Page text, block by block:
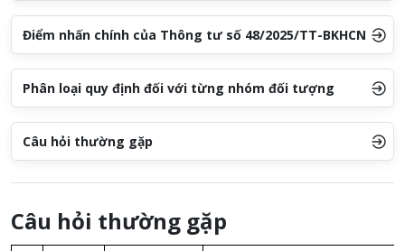
Điểm nhấn chính của Thông tư số 48/2025/TT-BKHCN
Phân loại quy định đối với từng nhóm đối tượng
Câu hỏi thường gặp
Câu hỏi thường gặp